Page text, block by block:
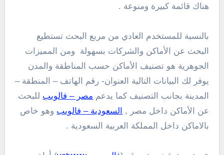
هناك قائمة كبيرة ومنوعة .
بالنسبة للمستخدم العادي من مربع البحث تستطيع
البحث عن الأماكن والشركات بسهولة ومن المميزات
الجوهرية هو تصنيف الأماكن حسب المناطقة والمدن
يوفر لك البيانات التالية العنوان- رقم الهاتف – المنطقة –
المدينة بجانب التصنيف كما يدعم مصر – فالويب للبحث
عن الأماكن داخل مصر ,
السعودية – فالويب وهو خاص
بالاماكن داخل المملكة العربية السعودية .